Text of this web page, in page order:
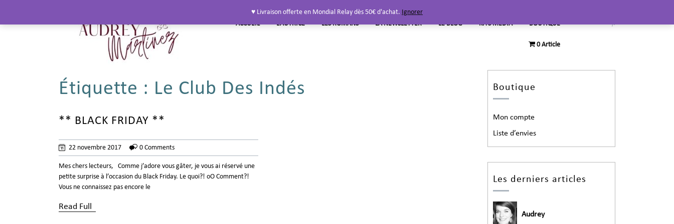
ACCUEIL L’AUTRICE LES ROMANS LA NEWSLETTER LE BLOG KITS MEDIA BOUTIQUE
0 Article
Étiquette : Le Club Des Indés
** BLACK FRIDAY **
22 novembre 2017 0 Comments
Mes chers lecteurs, Comme j’adore vous gâter, je vous ai réservé une
petite surprise à l’occasion du Black Friday. Le quoi?! oO Comment?!
Vous ne connaissez pas encore le
Read Full
Boutique
Mon compte
Liste d’envies
Les derniers articles
Audrey
♥ Livraison offerte en Mondial Relay dès 50€ d'achat. Ignorer